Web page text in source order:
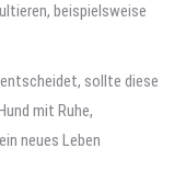
beispielsweise
sollte diese
mit Ruhe,
neues Leben